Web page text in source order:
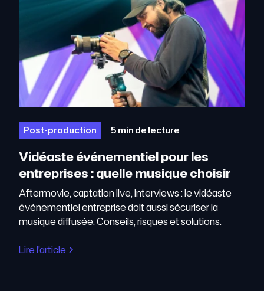
Post-production 5 min de lecture
Vidéaste événementiel pour les
entreprises : quelle musique choisir
Aftermovie, captation live, interviews : le vidéaste
événementiel entreprise doit aussi sécuriser la
musique diffusée. Conseils, risques et solutions.
Lire l'article